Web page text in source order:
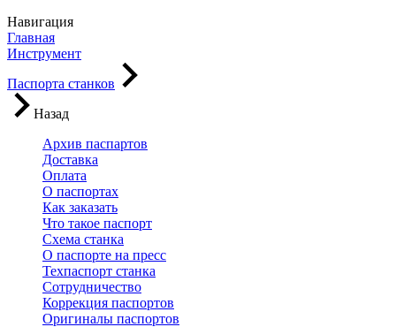
Навигация
Главная
Инструмент
Паспорта станков
Назад
Архив паспартов
Доставка
Оплата
О паспортах
Как заказать
Что такое паспорт
Схема станка
О паспорте на пресс
Техпаспорт станка
Сотрудничество
Коррекция паспортов
Оригиналы паспортов